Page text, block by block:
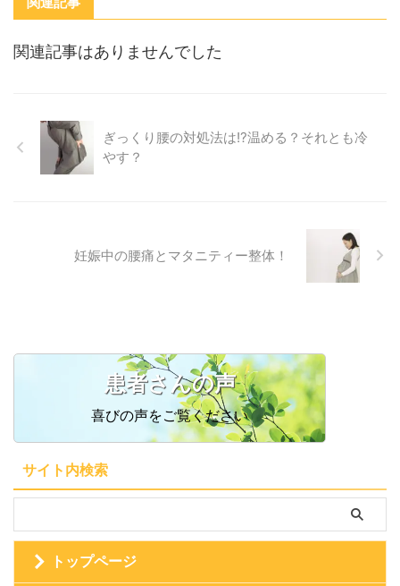
関連記事はありませんでした
ぎっくり腰の対処法は!?温める？それとも冷
やす？
妊娠中の腰痛とマタニティー整体！
患者さんの声
喜びの声をご覧ください
サイト内検索
トップページ